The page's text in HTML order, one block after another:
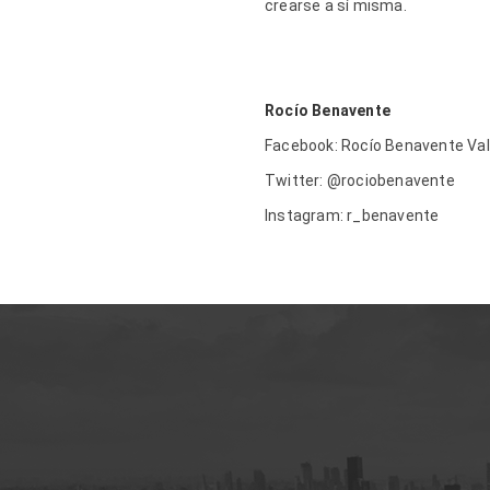
crearse a sí misma.
Rocío Benavente
Facebook: Rocío Benavente
Twitter: @rociobenavente
Instagram: r_benavente